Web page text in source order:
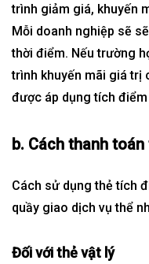
trình giảm giá, khuyến
Mỗi doanh nghiệp sẽ
thời điểm. Nếu trường
trình khuyến mãi giá trị
được áp dụng tích
b. Cách thanh
Cách sử dụng thẻ tích
quầy giao dịch vụ thể
Đối với thẻ vật lý